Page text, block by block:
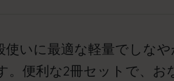
いに最適な軽量でしな
便利な2冊セットで、